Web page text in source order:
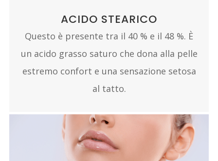
ACIDO STEARICO
Questo è presente tra il 40 % e il 48 %. È
un acido grasso saturo che dona alla pelle
estremo confort e una sensazione setosa
al tatto.